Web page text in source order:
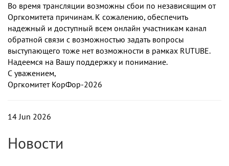
Во время трансляции возможны сбои по независящим от
Оргкомитета причинам. К сожалению, обеспечить
надежный и доступный всем онлайн участникам канал
обратной связи с возможностью задать вопросы
выступающего тоже нет возможности в рамках RUTUBE.
Надеемся на Вашу поддержку и понимание.
С уважением,
Оргкомитет КорФор-2026
14 Jun 2026
Новости